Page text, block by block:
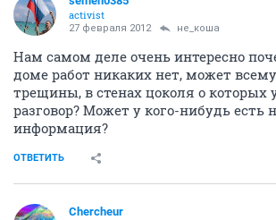
activist
27 февраля 2012 не_коша
Нам самом деле очень интересно
доме работ никаких нет, может
трещины, в стенах цоколя о которых
разговор? Может у кого-нибудь есть
информация?
ОТВЕТИТЬ
Сhercheur